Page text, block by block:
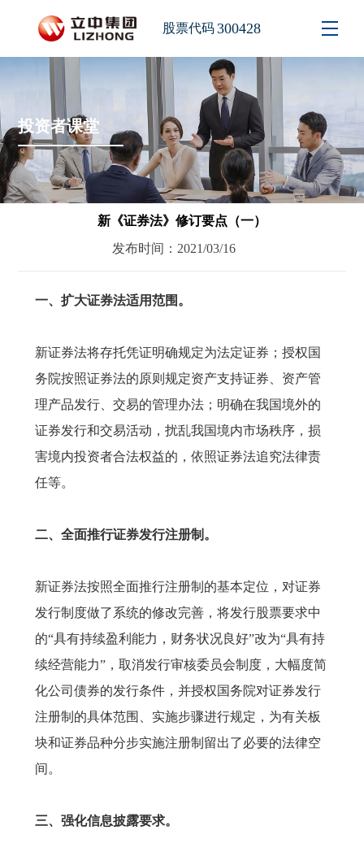
股票代码 300428
投资者课堂
新《证券法》修订要点（一）
发布时间：2021/03/16
一、扩大证券法适用范围 。
新证券法将存托凭证明确规定为法定证券；授权国
务院按照证券法的原则规定资产支持证券、资产管
理产品发行、交易的管理办法；明确在我国境外的
证券发行和交易活动，扰乱我国境内市场秩序，损
害境内投资者合法权益的，依照证券法追究法律责
任等。
二、全面推行证券发行注册制。
新证券法按照全面推行注册制的基本定位，对证券
发行制度做了系统的修改完善，将发行股票要求中
的“具有持续盈利能力，财务状况良好”改为“具有持
续经营能力”，取消发行审核委员会制度，大幅度简
化公司债券的发行条件，并授权国务院对证券发行
注册制的具体范围、实施步骤进行规定，为有关板
块和证券品种分步实施注册制留出了必要的法律空
间。
三、强化信息披露要求。